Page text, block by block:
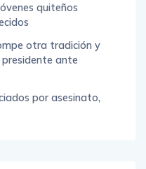
quiteños
otra tradición y
ante
por asesinato,